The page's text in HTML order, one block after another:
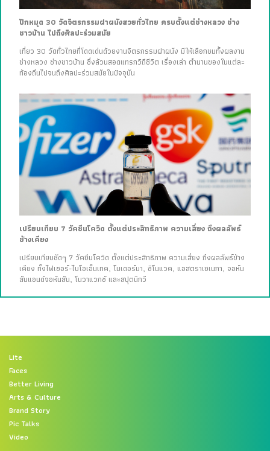
ปักหมุด 30 วัดจิตรกรรมฝาผนังสวยทั่วไทย ครบตั้งแต่ช่างหลวง ช่าง
ชาวบ้าน ไปถึงศิลปะร่วมสมัย
เที่ยว 30 วัดทั่วไทยที่โดดเด่นด้วยงานจิตรกรรมฝาผนัง มีให้เลือกชมทั้งผลงาน
ช่างหลวง ช่างชาวบ้าน ซึ่งล้วนสอดแทรกวิถีชีวิต เรื่องเล่า ตำนานของในแต่ละ
ท้องถิ่นไปจนถึงศิลปะร่วมสมัยในปัจจุบัน
เปรียบเทียบ 7 วัคซีนโควิด ตั้งแต่ประสิทธิภาพ ความเสี่ยง ถึงผลลัพธ์
ข้างเคียง
เปรียบเทียบชัดๆ 7 วัคซีนโควิด ตั้งแต่ประสิทธิภาพ ความเสี่ยง ถึงผลลัพธ์ข้าง
เคียง ทั้งไฟเซอร์-ไบโอเอ็นเทค, โมเดอร์นา, ซิโนแวค, แอสตราเซเนกา, จอห์น
สันแอนด์จอห์นสัน, โนวาแวกซ์ และสปุตนิกวี
Lite
Faces
Better Living
Arts & Culture
Brand Story
Pic Talks
Video